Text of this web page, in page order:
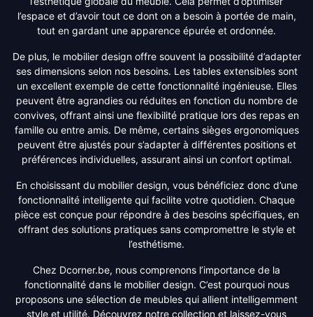
l’espace et d’avoir tout ce dont on a besoin à portée de main,
tout en gardant une apparence épurée et ordonnée.
De plus, le mobilier design offre souvent la possibilité d’adapter
ses dimensions selon nos besoins. Les tables extensibles sont
un excellent exemple de cette fonctionnalité ingénieuse. Elles
peuvent être agrandies ou réduites en fonction du nombre de
convives, offrant ainsi une flexibilité pratique lors des repas en
famille ou entre amis. De même, certains sièges ergonomiques
peuvent être ajustés pour s’adapter à différentes positions et
préférences individuelles, assurant ainsi un confort optimal.
En choisissant du mobilier design, vous bénéficiez donc d’une
fonctionnalité intelligente qui facilite votre quotidien. Chaque
pièce est conçue pour répondre à des besoins spécifiques, en
offrant des solutions pratiques sans compromettre le style et
l’esthétisme.
Chez Dcorner.be, nous comprenons l’importance de la
fonctionnalité dans le mobilier design. C’est pourquoi nous
proposons une sélection de meubles qui allient intelligemment
style et utilité. Découvrez notre collection et laissez-vous